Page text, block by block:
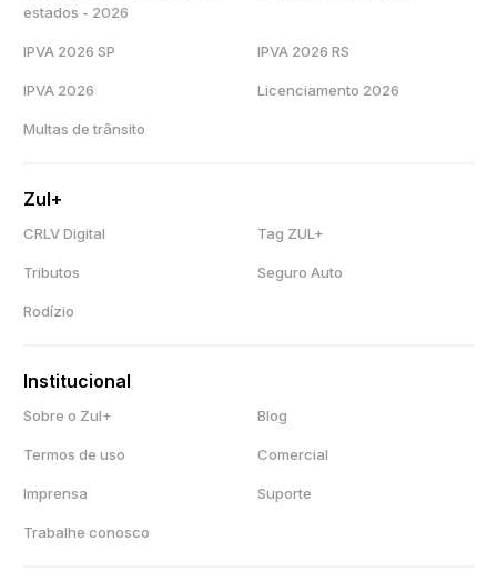
estados - 2026
IPVA 2026 SP IPVA 2026 RS
IPVA 2026 Licenciamento 2026
Multas de trânsito
Zul+
CRLV Digital Tag ZUL+
Tributos Seguro Auto
Rodízio
Institucional
Sobre o Zul+ Blog
Termos de uso Comercial
Imprensa Suporte
Trabalhe conosco